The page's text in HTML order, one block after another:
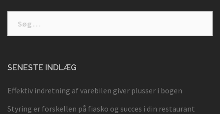
SENESTE INDLÆG
Effektiv indretning af varebilen giver plusser i bogen
Styring er forskellen på fiasko og succes i din restaurant